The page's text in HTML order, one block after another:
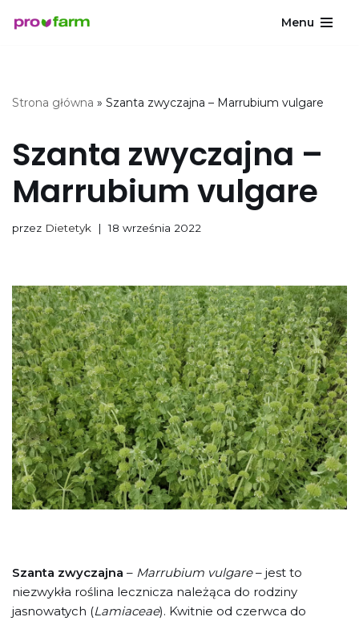
Menu
Strona główna » Szanta zwyczajna – Marrubium vulgare
Szanta zwyczajna –
Marrubium vulgare
przez Dietetyk 18 września 2022
Szanta zwyczajna – Marrubium vulgare– jest to
niezwykła roślina lecznicza należąca do rodziny
jasnowatych (Lamiaceae). Kwitnie od czerwca do